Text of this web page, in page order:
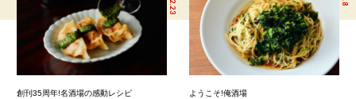
創刊35周年!名酒場の感動レシピ ようこそ!俺酒場